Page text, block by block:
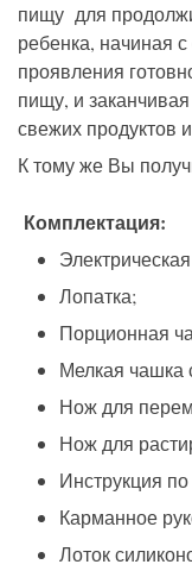
пищу для
ребенка, начиная
проявления
пищу, и
свежих продуктов
К тому же Вы
Комплектация:
Лопатка;
Порционная
Мелкая чашка
Нож для
Нож для
Инструкция
Карманное
Лоток